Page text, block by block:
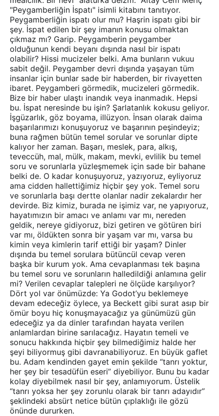
"Peygamberliğin İspatı" isimli kitabını tanıtıyor.
Peygamberliğin ispatı olur mu? Haşrin ispatı gibi bir
şey. İspat edilen bir şey imanın konusu olmaktan
çıkmaz mı? Garip. Peygamberin peygamber
olduğunun kendi beyanı dışında nasıl bir ispatı
olabilir? Hissi mucizeler belki. Ama bunların vukuu
sabit değil. Peygamber devri dışında yaşayan tüm
insanlar için bunlar sade bir haberden, bir rivayetten
ibaret. Peygamberi görmedik, mucizeleri görmedik.
Bize bir haber ulaştı inandık veya inanmadık. Hepsi
bu. İspat neresinde bu işin? Şarlatanlık kokusu geliyor.
İşgüzarlık, göz boyama, illüzyon. İnsan olarak daima
başarılarımızı konuşuyoruz ve başarının peşindeyiz;
buna rağmen bütün temel sorular ve sorunlar dipte
kalıyor her zaman. Başarı, meslek, para, alkış,
teveccüh, mal, mülk, makam, mevki, evlilik bu temel
soru ve sorunlarla yüzleşmemek için sade bir bahane
belki de. O kadar konuşuyoruz, yazıyoruz, eyliyoruz
ama cidden hallettiğimiz hiçbir şey yok. Temel soru
ve sorunlarla başı dertte olanlar nadir zekalardır her
devirde. Biz kimiz, burada ne işimiz var, ne yapıyoruz,
hayatımızın bir amacı ve anlamı var mı, nereden
geldik, nereye gidiyoruz, bizi getiren ve götüren biri
var mı, öldükten sonra bir yaşam var mı, varsa bu
kimin veya kimlerin tarif ettiği bir yaşam? Dinler
dışında bu temel sorulara bütüncül cevap veren
başka bir kurum yok. Ama cevaplanması tek başına
bu temel soru ve sorunların halledildiği anlamına gelir
mi? Verilen cevaplar talepleri ne ölçüde karşılıyor?
Dört yol var önümüzde: Ya Godot’yu beklemeye
devam edeceğiz öylece, ya Beckett gibi surat asıp bir
ömür boyu hiç konuşmayacağız ya günümüzü gün
edeceğiz ya da dinler tarafından hayata verilen
anlamlardan birine sarılacağız. Hayatın temeli ve
sonucu hakkında hiçbir şey bilmediğimiz halde her
şeyi biliyormuş gibi davranabiliyoruz. En büyük gaflet
bu. Adam kendinden gayet emin şekilde “tanrı yoktur,
her şey bir tesadüfün eseri” diyebiliyor. Bunu bu kadar
kolay diyebilmek nasıl bir şey, anlamıyorum. Üstelik
“tanrı yoksa her şey zorunlu olarak bir tanrı adayıdır”
şeklindeki absürt netice bütün çıplaklığı ile gözü
önünde dururken.